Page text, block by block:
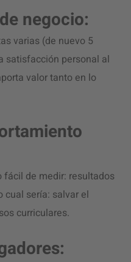
negocio:
varias (de nuevo 5
satisfacción personal al
valor tanto en lo
fácil de medir: resultados
cual sería: salvar el
curriculares.